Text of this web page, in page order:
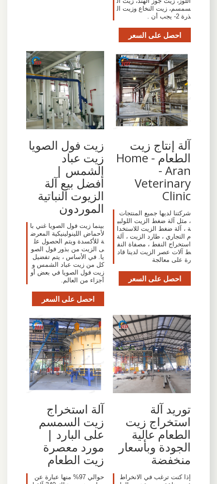
سمسم، زيت النخاع وزيت ال
ذرة 2- يجب أن .
احصل على السعر
آلة إنتاج زيت
الطعام - Home
- Aran
Veterinary
Clinic
شركتنا لديها جميع المنتجات
، مثل آلة ضغط الزيت اللولبي
ة ، آلة ضغط الزيت للاستخدا
م التجاري ، طارد الزيت ، آلة
استخراج النفط ، مصفاة النف
ط آلات عصر الزيت لدينا قاد
رة على معالجة
احصل على السعر
زيت فول الصويا
زيت عباد
الشمس |
أفضل بيع آلة
الزيوت النباتية
الموردون
بينما زيت فول الصويا غني با
لأحماض اللينولينيكية المعرض
ة للأكسدة ويتم الحصول عل
ى الزيت من بذور فول الصو
يا. في الأساس ، يتم تفضيل
كل من زيت عباد الشمس و
زيت فول الصويا في بعض أو
أجزاء من العالم.
احصل على السعر
توريد آلة
استخراج زيت
الطعام عالية
الجودة وبأسعار
منخفضة
إذا كنت ترغب في الانخراط
آلة استخراج
زيت السمسم
على البارد |
مورد معصرة
زيت الطعام
حوالي 97% منها عبارة عن